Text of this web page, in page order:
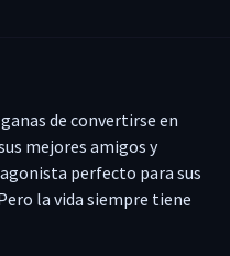
de convertirse en
mejores amigos y
perfecto para sus
la vida siempre tiene